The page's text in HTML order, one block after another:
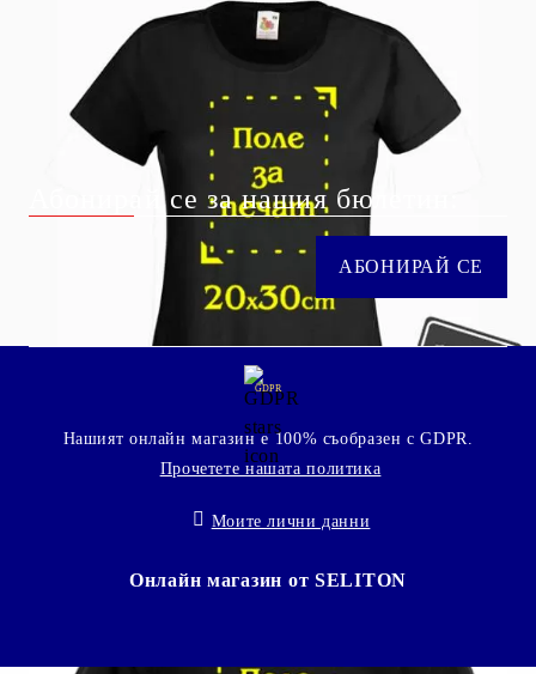
Абонирай се за нашия бюлетин:
GDPR
Нашият онлайн магазин е 100% съобразен с GDPR.
Прочетете нашата политика
Моите лични данни
Онлайн магазин от SELITON